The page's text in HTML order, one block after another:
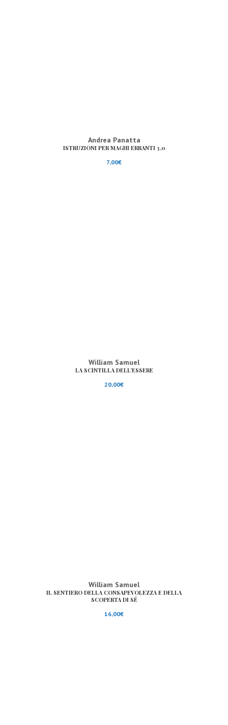
Andrea Panatta
ISTRUZIONI PER MAGHI ERRANTI 3.0
7,00€
William Samuel
LA SCINTILLA DELL’ESSERE
20,00€
William Samuel
IL SENTIERO DELLA CONSAPEVOLEZZA E DELLA
SCOPERTA DI SÉ
16,00€